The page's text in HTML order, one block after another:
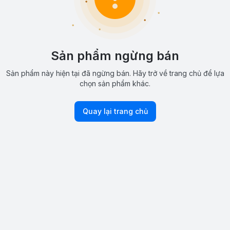
Sản phẩm ngừng bán
Sản phẩm này hiện tại đã ngừng bán. Hãy trở về trang chủ để lựa
chọn sản phẩm khác.
Quay lại trang chủ